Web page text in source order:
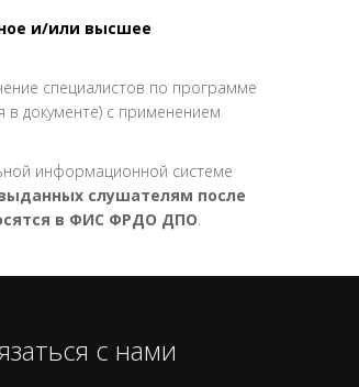
и/или высшее
специалистов по программе
в документе) с применением
информационной системе
слушателям после
в ФИС ФРДО ДПО.
с нами